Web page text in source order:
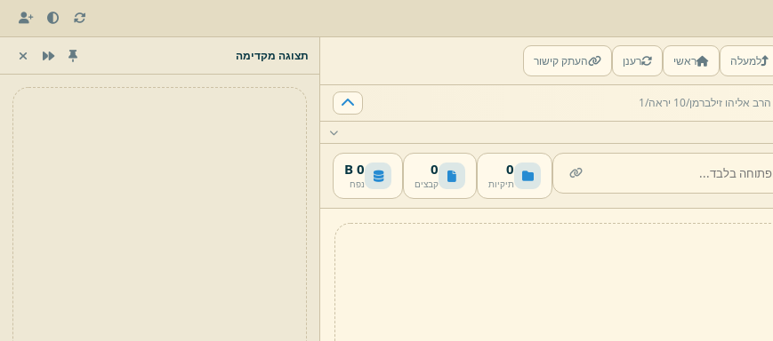
למעלה ראשי רענן העתק קישור
10 יראה/ 1
0
תיקיות
0
קבצים
0 B
נפח
תצוגה מקדימה